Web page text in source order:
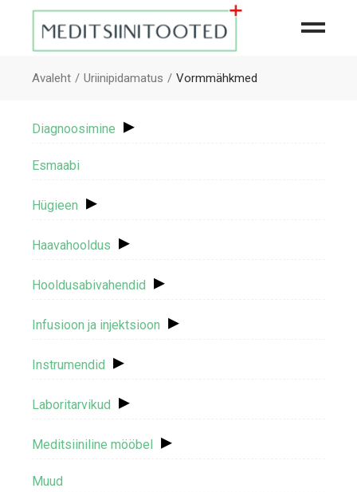
Avaleht Uriinipidamatus Vormmähkmed
Diagnoosimine ▸
Esmaabi
Hügieen ▸
Haavahooldus ▸
Hooldusabivahendid ▸
Infusioon ja injektsioon ▸
Instrumendid ▸
Laboritarvikud ▸
Meditsiiniline mööbel ▸
Muud